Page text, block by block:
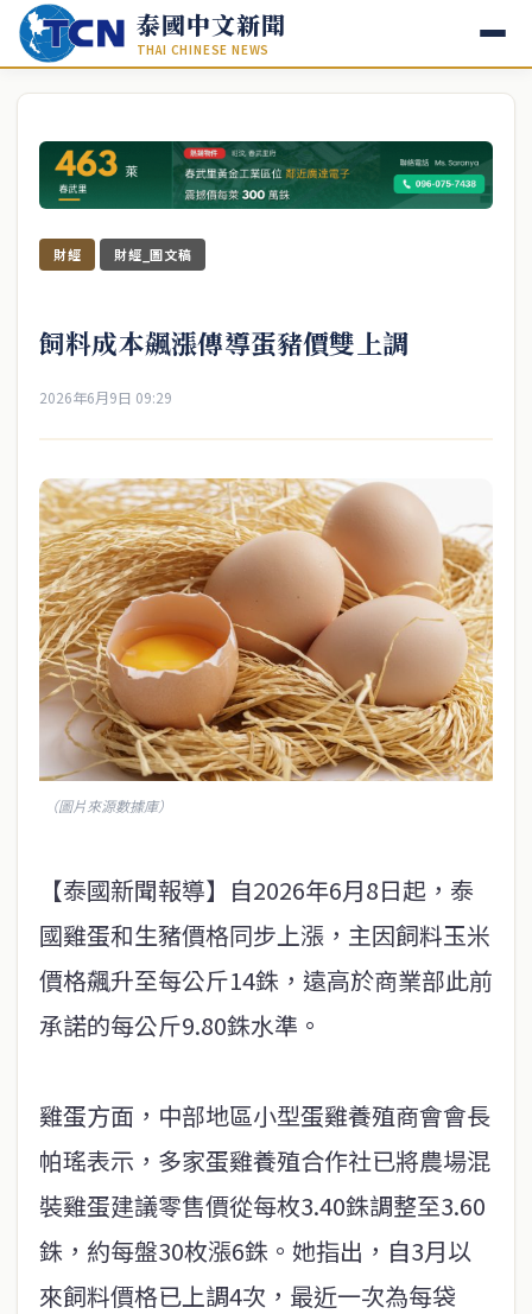
泰國中文新聞
THAI CHINESE NEWS
財經 財經_圖文稿
飼料成本飆漲傳導蛋豬價雙上調
2026年6月9日 09:29
（圖片來源數據庫）
【泰國新聞報導】自2026年6月8日起，泰
國雞蛋和生豬價格同步上漲，主因飼料玉米
價格飆升至每公斤14銖，遠高於商業部此前
承諾的每公斤9.80銖水準。
雞蛋方面，中部地區小型蛋雞養殖商會會長
帕瑤表示，多家蛋雞養殖合作社已將農場混
裝雞蛋建議零售價從每枚3.40銖調整至3.60
銖，約每盤30枚漲6銖。她指出，自3月以
來飼料價格已上調4次，最近一次為每袋